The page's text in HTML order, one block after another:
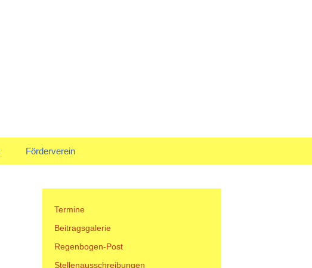
Förderverein
Termine
Beitragsgalerie
Regenbogen-Post
Stellenausschreibungen